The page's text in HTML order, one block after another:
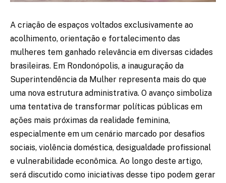
A criação de espaços voltados exclusivamente ao
acolhimento, orientação e fortalecimento das
mulheres tem ganhado relevância em diversas cidades
brasileiras. Em Rondonópolis, a inauguração da
Superintendência da Mulher representa mais do que
uma nova estrutura administrativa. O avanço simboliza
uma tentativa de transformar políticas públicas em
ações mais próximas da realidade feminina,
especialmente em um cenário marcado por desafios
sociais, violência doméstica, desigualdade profissional
e vulnerabilidade econômica. Ao longo deste artigo,
será discutido como iniciativas desse tipo podem gerar